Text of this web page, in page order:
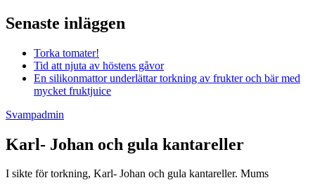
Senaste inläggen
Torka tomater!
Tid att njuta av höstens gåvor
En silikonmattor underlättar torkning av frukter och bär med
mycket fruktjuice
Svampadmin
Karl- Johan och gula kantareller
I sikte för torkning, Karl- Johan och gula kantareller. Mums